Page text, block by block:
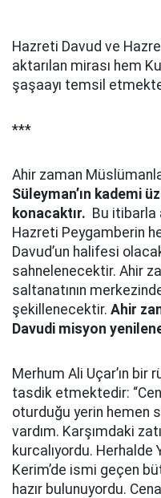
Hazreti Davud ve
aktarılan mirası hem
şaşaayı temsil
***
Ahir zaman
Süleyman’ın kademi
konacaktır. Bu itibarla
Hazreti Peygamberin
Davud’un halifesi
sahnelenecektir. Ahir
saltanatının
şekillenecektir. Ahir
Davudi misyon
Merhum Ali Uçar’ın bir
tasdik etmektedir:
oturduğu yerin hemen
vardım. Karşımdaki
kurcalıyordu. Herhalde
Kerim’de ismi geçen
hazır bulunuyordu.